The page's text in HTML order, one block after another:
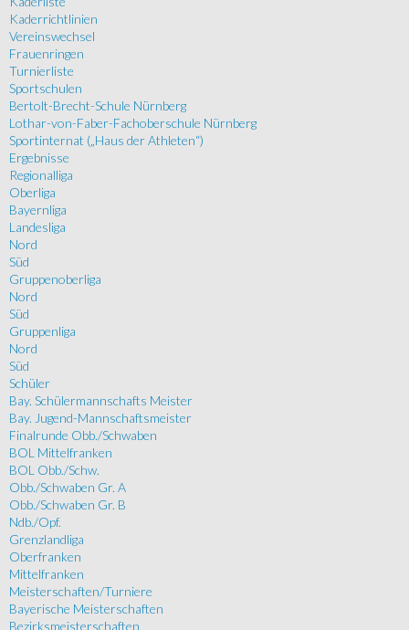
Kaderrichtlinien
Vereinswechsel
Frauenringen
Turnierliste
Sportschulen
Bertolt-Brecht-Schule Nürnberg
Lothar-von-Faber-Fachoberschule Nürnberg
Sportinternat („Haus der Athleten“)
Ergebnisse
Regionalliga
Oberliga
Bayernliga
Landesliga
Nord
Süd
Gruppenoberliga
Nord
Süd
Gruppenliga
Nord
Süd
Schüler
Bay. Schülermannschafts Meister
Bay. Jugend-Mannschaftsmeister
Finalrunde Obb./Schwaben
BOL Mittelfranken
BOL Obb./Schw.
Obb./Schwaben Gr. A
Obb./Schwaben Gr. B
Ndb./Opf.
Grenzlandliga
Oberfranken
Mittelfranken
Meisterschaften/Turniere
Bayerische Meisterschaften
Bezirksmeisterschaften